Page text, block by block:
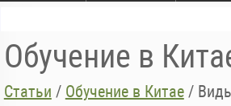
Обучение в
Статьи / Обучение в Китае/